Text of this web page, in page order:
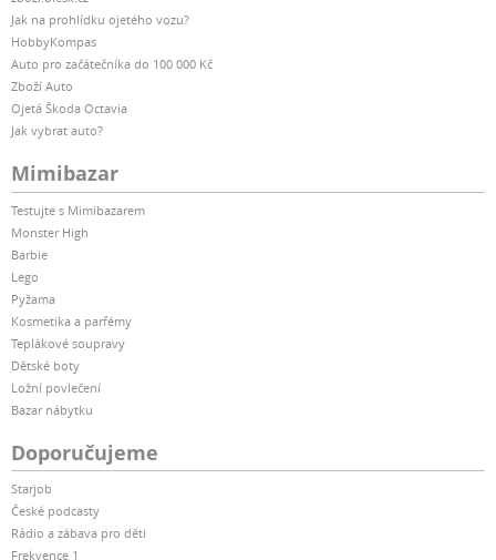
Jak na prohlídku ojetého vozu?
HobbyKompas
Auto pro začátečníka do 100 000 Kč
Zboží Auto
Ojetá Škoda Octavia
Jak vybrat auto?
Mimibazar
Testujte s Mimibazarem
Monster High
Barbie
Lego
Pyžama
Kosmetika a parfémy
Teplákové soupravy
Dětské boty
Ložní povlečení
Bazar nábytku
Doporučujeme
Starjob
České podcasty
Rádio a zábava pro děti
Frekvence 1